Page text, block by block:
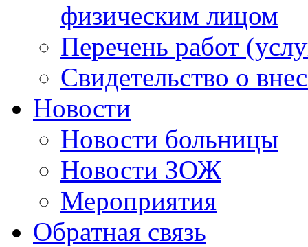
физическим лицом
Перечень работ
Свидетельство о
Новости
Новости больницы
Новости ЗОЖ
Мероприятия
Обратная связь